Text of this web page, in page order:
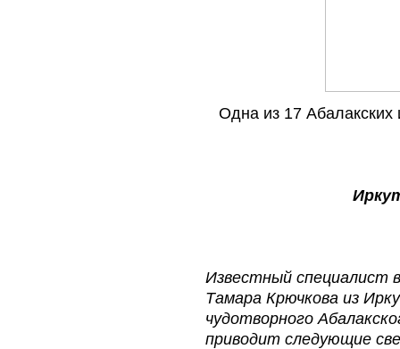
Одна из 17 Абалакских
Известный специалист
Тамара Крючкова из
чудотворного
приводит следующие